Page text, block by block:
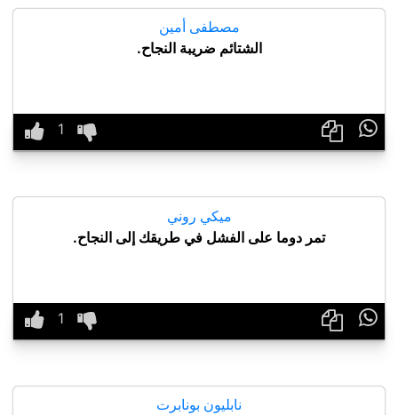
مصطفى أمين
الشتائم ضريبة النجاح.

ميكي روني
تمر دوما على الفشل في طريقك إلى النجاح.

نابليون بونابرت